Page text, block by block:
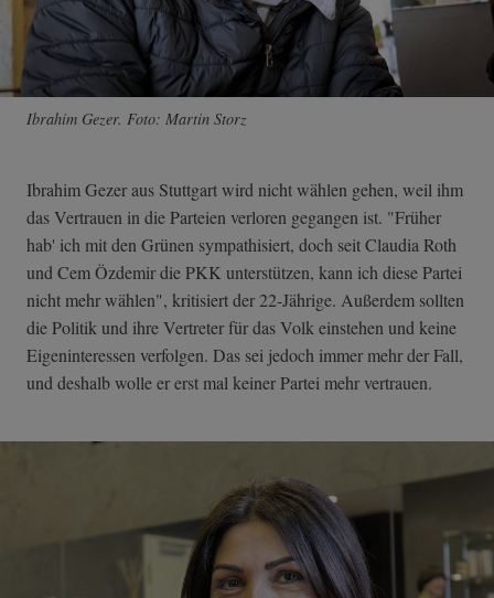
Ibrahim Gezer. Foto: Martin Storz
Ibrahim Gezer aus Stuttgart wird nicht wählen gehen, weil ihm
das Vertrauen in die Parteien verloren gegangen ist. "Früher
hab' ich mit den Grünen sympathisiert, doch seit Claudia Roth
und Cem Özdemir die PKK unterstützen, kann ich diese Partei
nicht mehr wählen", kritisiert der 22-Jährige. Außerdem sollten
die Politik und ihre Vertreter für das Volk einstehen und keine
Eigeninteressen verfolgen. Das sei jedoch immer mehr der Fall,
und deshalb wolle er erst mal keiner Partei mehr vertrauen.